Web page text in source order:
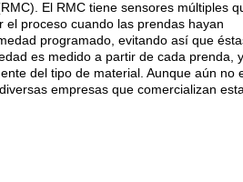
El RMC tiene sensores múltiples
el proceso cuando las prendas hayan
programado, evitando así que
es medido a partir de cada prenda,
del tipo de material. Aunque aún no
empresas que comercializan